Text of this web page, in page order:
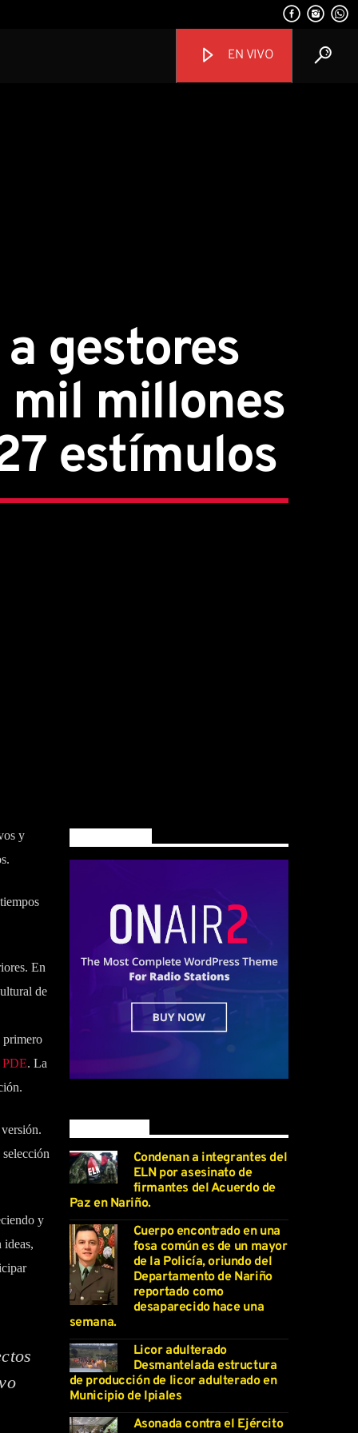
EN VIVO
gestores
mil millones
estímulos
y
En
de
primero
PDE. La
y
ideas,
Condenan a integrantes del
ELN por asesinato de
firmantes del Acuerdo de
Paz en Nariño.
Cuerpo encontrado en una
fosa común es de un mayor
de la Policía, oriundo del
Departamento de Nariño
reportado como
desaparecido hace una
semana.
Licor adulterado
Desmantelada estructura
de producción de licor adulterado en
Municipio de Ipiales
Asonada contra el Ejército